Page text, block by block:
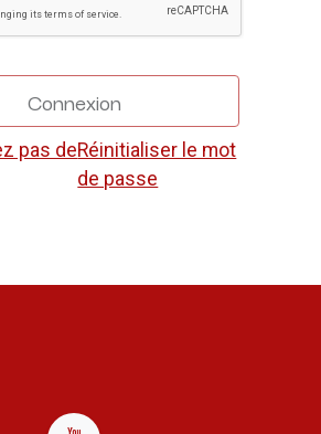
Connexion
pas deRéinitialiser le mot
de passe